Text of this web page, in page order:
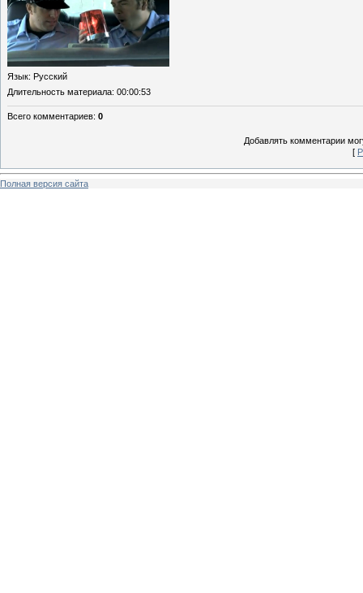
Язык: Русский
Длительность материала: 00:00:53
Всего комментариев: 0
Добавлять комментарии
[
Полная версия сайта